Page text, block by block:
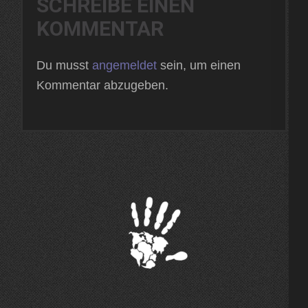
SCHREIBE EINEN
KOMMENTAR
Du musst angemeldet sein, um einen
Kommentar abzugeben.